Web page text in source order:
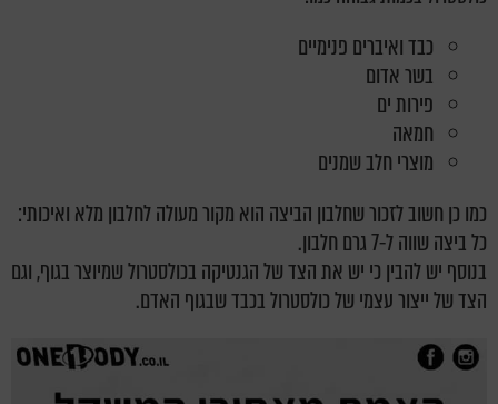
כבד ואיברים פנימיים
בשר אדום
פירות ים
חמאה
מוצרי חלב שמנים
כמו כן חשוב לזכור שחלבון הביצה הוא מקור מעולה לחלבון מלא ואיכותי:
כל ביצה שווה ל-7 גרם חלבון.
בנוסף יש להבין כי יש את הצד של הגנטיקה בכולסטרול שמיוצר בגוף, וגם
הצד של ייצור עצמי של כולסטרול בכבד שבגוף האדם.